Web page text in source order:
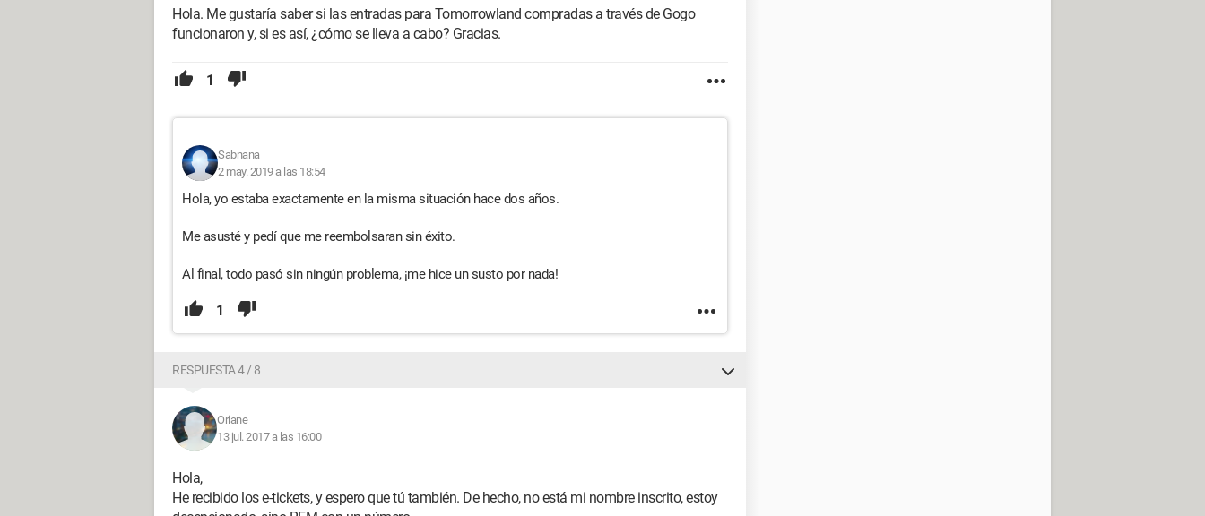
Hola. Me gustaría saber si las entradas para Tomorrowland compradas a través de Gogo
funcionaron y, si es así, ¿cómo se lleva a cabo? Gracias.
1
Sabnana
2 may. 2019 a las 18:54
Hola, yo estaba exactamente en la misma situación hace dos años.
Me asusté y pedí que me reembolsaran sin éxito.
Al final, todo pasó sin ningún problema, ¡me hice un susto por nada!
1
RESPUESTA 4 / 8
Oriane
13 jul. 2017 a las 16:00
Hola,
He recibido los e-tickets, y espero que tú también. De hecho, no está mi nombre inscrito, estoy